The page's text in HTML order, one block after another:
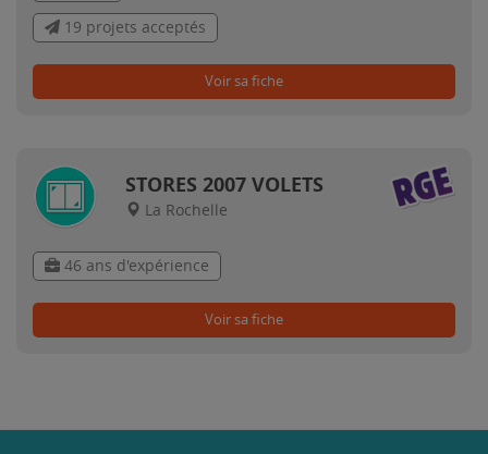
19 projets acceptés
Voir sa fiche
STORES 2007 VOLETS
La Rochelle
46 ans d'expérience
Voir sa fiche